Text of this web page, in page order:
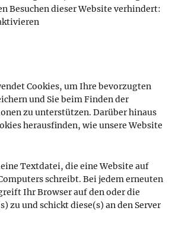
Besuchen dieser Website verhindert:
Cookies, um Ihre bevorzugten
und Sie beim Finden der
zu unterstützen. Darüber hinaus
herausfinden, wie unsere Website
Textdatei, die eine Website auf
schreibt. Bei jedem erneuten
Ihr Browser auf den oder die
zu und schickt diese(s) an den Server